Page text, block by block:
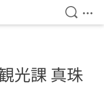
Open
光課 真珠